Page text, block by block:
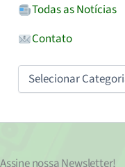
Todas as Notícias
Contato